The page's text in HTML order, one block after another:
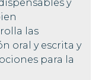
y
las
oral y escrita y
para la